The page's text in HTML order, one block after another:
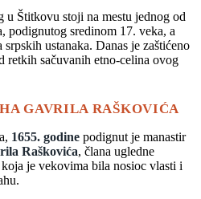
u Štitkovu stoji na mestu jednog od
podignutog sredinom 17. veka, a
ustanaka. Danas je zaštićeno
retkih sačuvanih etno-celina ovog
GAVRILA RAŠKOVIĆA
1655. godine podignut je manastir
Raškovića, člana ugledne
je vekovima bila nosioc vlasti i